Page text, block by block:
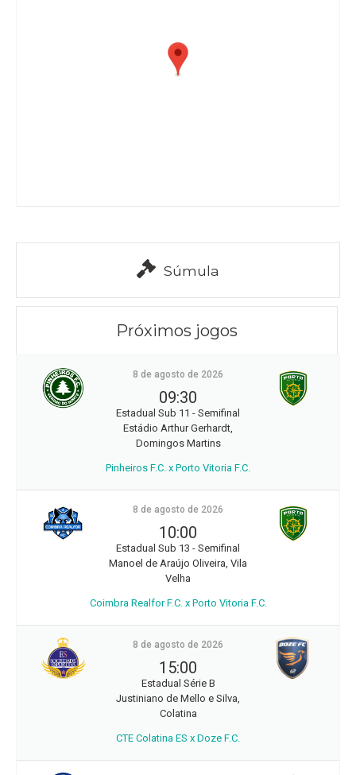
Súmula
Próximos jogos
8 de agosto de 2026
09:30
Estadual Sub 11 - Semifinal
Estádio Arthur Gerhardt,
Domingos Martins
Pinheiros F.C. x Porto Vitoria F.C.
8 de agosto de 2026
10:00
Estadual Sub 13 - Semifinal
Manoel de Araújo Oliveira, Vila
Velha
Coimbra Realfor F.C. x Porto Vitoria F.C.
8 de agosto de 2026
15:00
Estadual Série B
Justiniano de Mello e Silva,
Colatina
CTE Colatina ES x Doze F.C.